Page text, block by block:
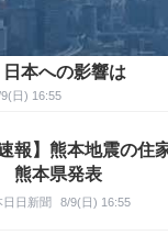
本への影響は
日) 16:55
速報】熊本地震の住
熊本県発表
日日新聞 8/9(日) 16:55